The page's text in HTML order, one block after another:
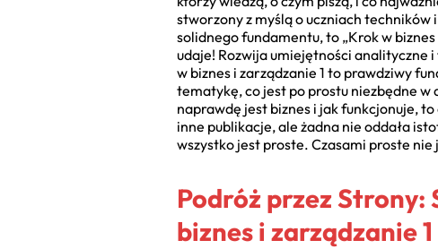
stworzony z myślą o uczniach
solidnego fundamentu, to „Krok w
udaje! Rozwija umiejętności analityczne
w biznes i zarządzanie 1 to prawdziwy
tematykę, co jest po prostu niezbędne
naprawdę jest biznes i jak funkcjonuje,
inne publikacje, ale żadna nie oddała
wszystko jest proste. Czasami proste
Podróż przez Strony:
biznes i zarządzanie